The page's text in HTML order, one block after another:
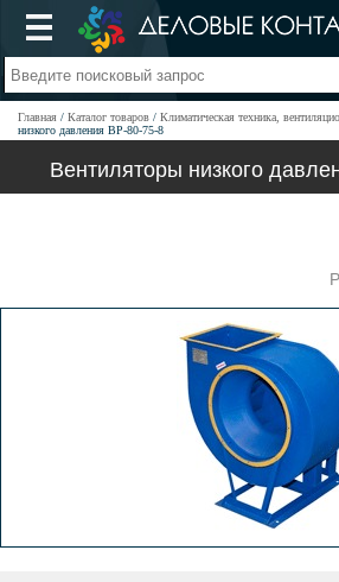
Главная Каталог товаров Климатическая техника,
низкого давления ВР-80-75-8
Вентиляторы низкого